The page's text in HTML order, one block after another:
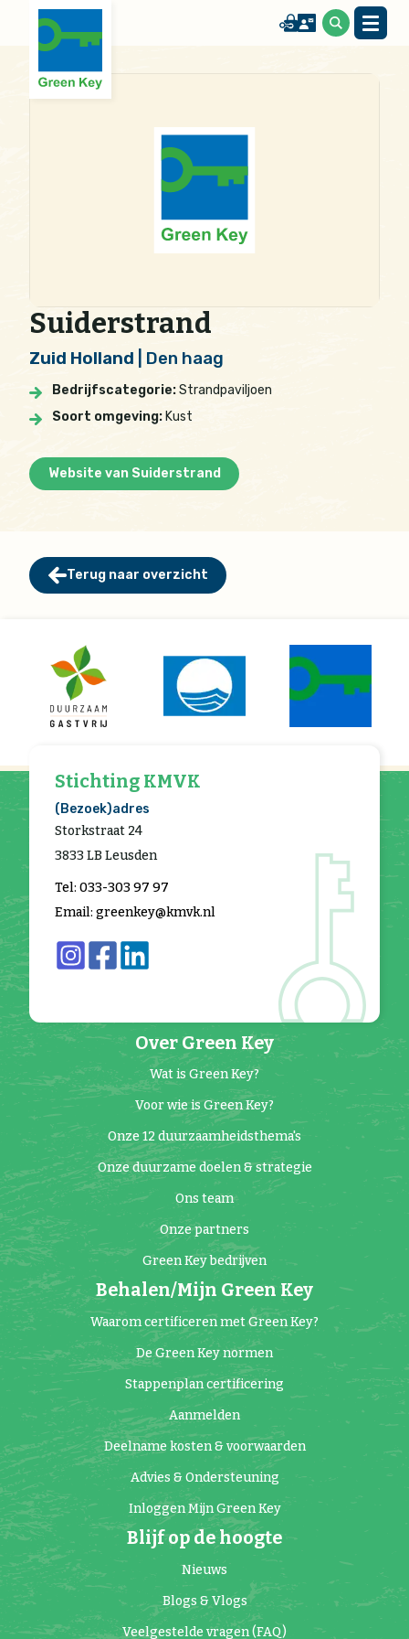
Suiderstrand
Zuid Holland | Den haag
Bedrijfscategorie:Strandpaviljoen
Soort omgeving: Kust
Website van Suiderstrand
Terug naar overzicht
Over Green Key
Wat is Green Key?
Voor wie is Green Key?
Onze 12 duurzaamheidsthema's
Onze duurzame doelen & strategie
Ons team
Onze partners
Green Key bedrijven
Behalen/Mijn Green Key
Waarom certificeren met Green Key?
De Green Key normen
Stappenplan certificering
Aanmelden
Deelname kosten & voorwaarden
Advies & Ondersteuning
Inloggen Mijn Green Key
Blijf op de hoogte
Nieuws
Blogs & Vlogs
Veelgestelde vragen (FAQ)
Stichting KMVK
(Bezoek)adres
Storkstraat 24
3833 LB Leusden
Tel: 033-303 97 97
Email: greenkey@kmvk.nl